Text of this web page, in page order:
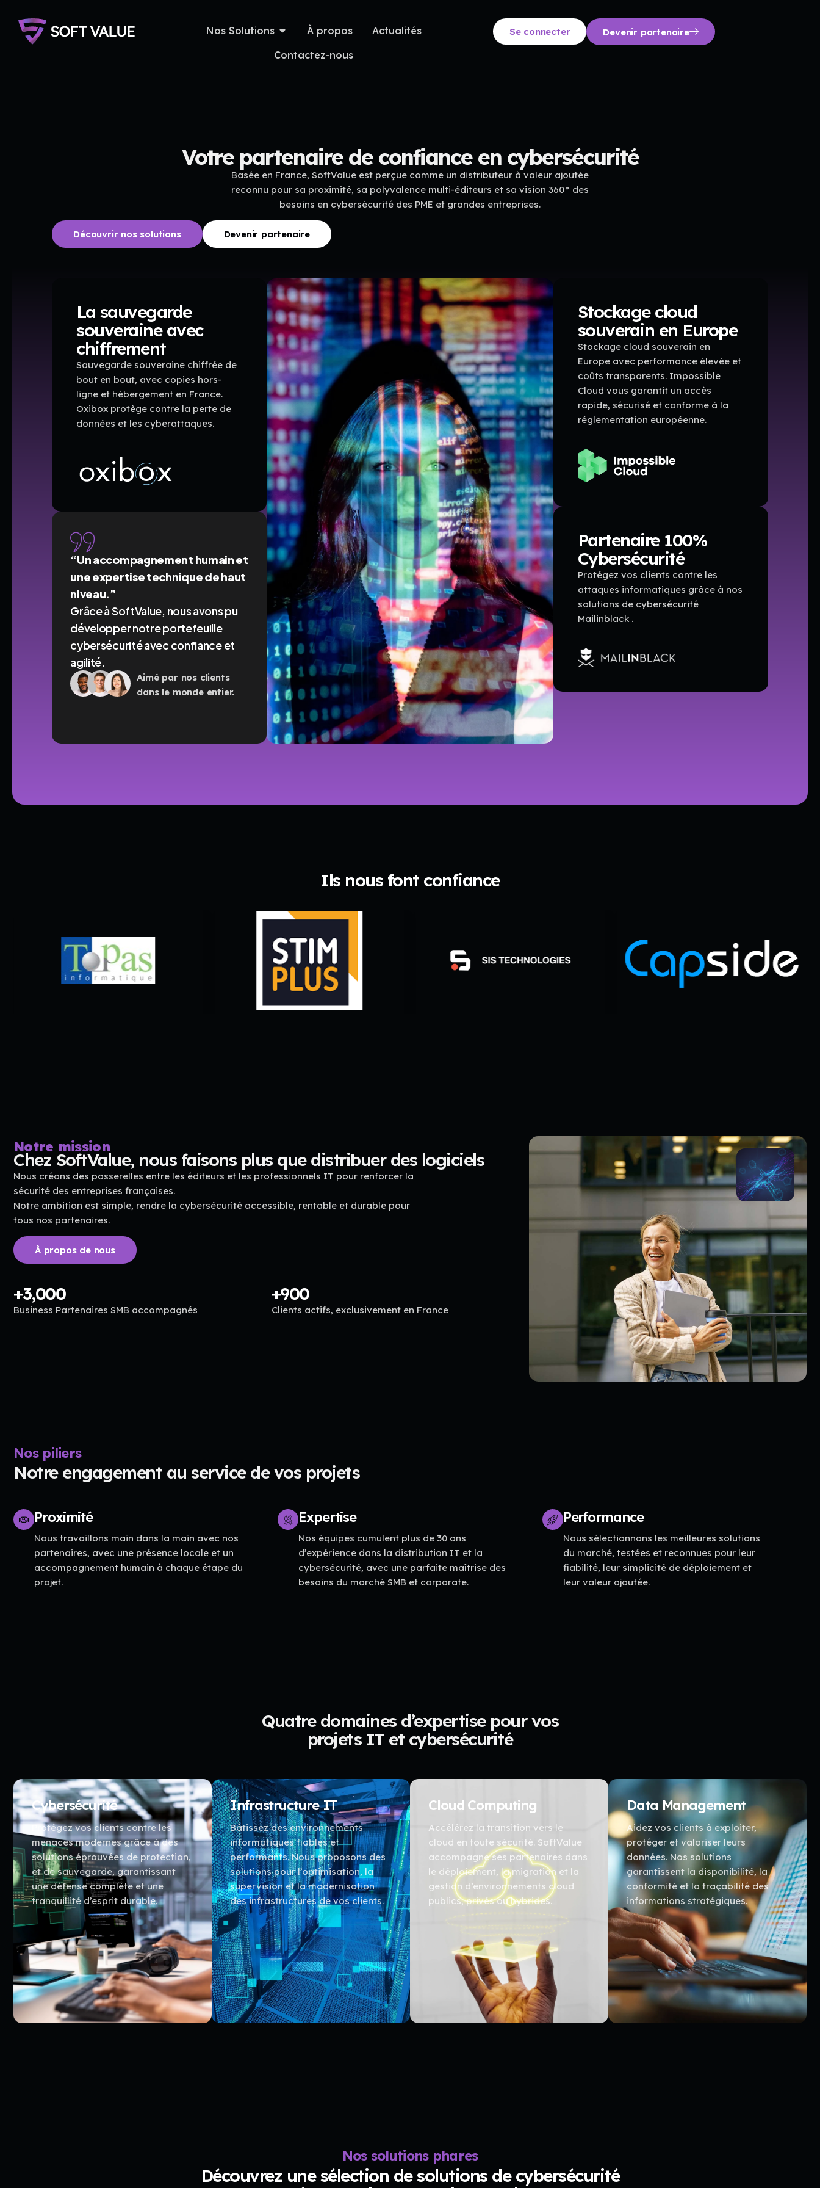
Nos Solutions À propos
Actualités
Contactez-nous
Se connecter Devenir partenaire
Votre partenaire de confiance en cybersécurité
Basée en France, SoftValue est perçue comme un distributeur à valeur ajoutée
reconnu pour sa proximité, sa polyvalence multi-éditeurs et sa vision 360° des
besoins en cybersécurité des PME et grandes entreprises.
Découvrir nos solutions Devenir partenaire
La sauvegarde
souveraine avec
chiffrement
Sauvegarde souveraine chiffrée de
bout en bout, avec copies hors-
ligne et hébergement en France.
Oxibox protège contre la perte de
données et les cyberattaques.
“Un accompagnement humain et
une expertise technique de haut
niveau.”
Grâce à SoftValue, nous avons pu
développer notre portefeuille
cybersécurité avec confiance et
agilité.
Aimé par nos clients
dans le monde entier.
Stockage cloud
souverain en Europe
Stockage cloud souverain en
Europe avec performance élevée et
coûts transparents. Impossible
Cloud vous garantit un accès
rapide, sécurisé et conforme à la
réglementation européenne.
Partenaire 100%
Cybersécurité
Protégez vos clients contre les
attaques informatiques grâce à nos
solutions de cybersécurité
Mailinblack .
Ils nous font confiance
Notre mission
Chez SoftValue, nous faisons plus que distribuer des logiciels
Nous créons des passerelles entre les éditeurs et les professionnels IT pour renforcer la
sécurité des entreprises françaises.
Notre ambition est simple, rendre la cybersécurité accessible, rentable et durable pour
tous nos partenaires.
À propos de nous
Business Partenaires SMB accompagnés
+3,000
Clients actifs, exclusivement en France
+900
Nos piliers
Notre engagement au service de vos projets
Proximité
Nous travaillons main dans la main avec nos
partenaires, avec une présence locale et un
accompagnement humain à chaque étape du
projet.
Expertise
Nos équipes cumulent plus de 30 ans
d’expérience dans la distribution IT et la
cybersécurité, avec une parfaite maîtrise des
besoins du marché SMB et corporate.
Performance
Nous sélectionnons les meilleures solutions
du marché, testées et reconnues pour leur
fiabilité, leur simplicité de déploiement et
leur valeur ajoutée.
Quatre domaines d’expertise pour vos
projets IT et cybersécurité
Cybersécurité
Protégez vos clients contre les
menaces modernes grâce à des
solutions éprouvées de protection,
et de sauvegarde, garantissant
une défense complète et une
tranquillité d’esprit durable.
Infrastructure IT
Bâtissez des environnements
informatiques fiables et
performants. Nous proposons des
solutions pour l’optimisation, la
supervision et la modernisation
des infrastructures de vos clients.
Cloud Computing
Accélérez la transition vers le
cloud en toute sécurité. SoftValue
accompagne ses partenaires dans
le déploiement, la migration et la
gestion d’environnements cloud
publics, privés ou hybrides.
Data Management
Aidez vos clients à exploiter,
protéger et valoriser leurs
données. Nos solutions
garantissent la disponibilité, la
conformité et la traçabilité des
informations stratégiques.
Nos solutions phares
Découvrez une sélection de solutions de cybersécurité